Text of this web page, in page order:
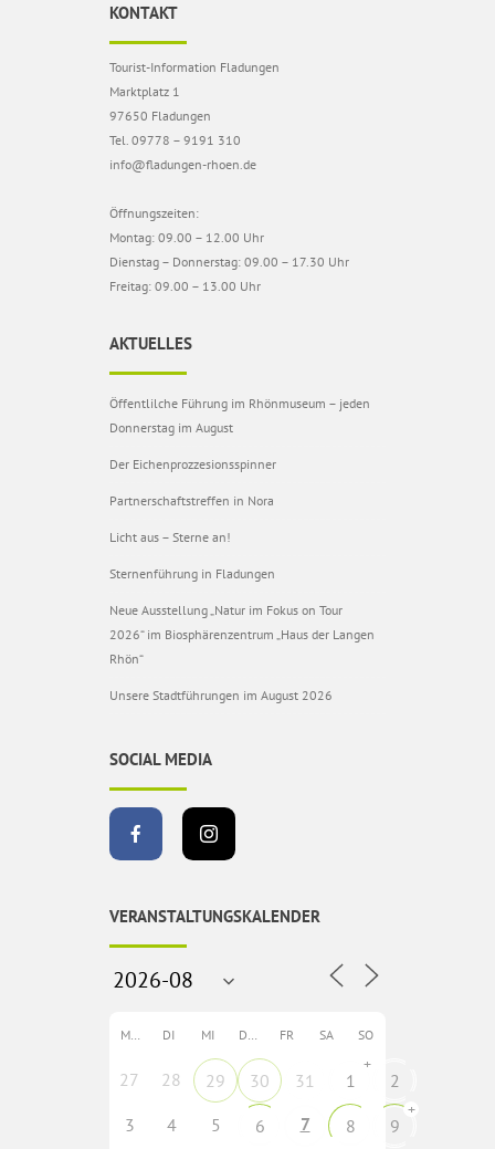
KONTAKT
Tourist-Information Fladungen
Marktplatz 1
97650 Fladungen
Tel. 09778 – 9191 310
info@fladungen-rhoen.de
Öffnungszeiten:
Montag: 09.00 – 12.00 Uhr
Dienstag – Donnerstag: 09.00 – 17.30 Uhr
Freitag: 09.00 – 13.00 Uhr
AKTUELLES
Öffentlilche Führung im Rhönmuseum – jeden
Donnerstag im August
Der Eichenprozzesionsspinner
Partnerschaftstreffen in Nora
Licht aus – Sterne an!
Sternenführung in Fladungen
Neue Ausstellung „Natur im Fokus on Tour
2026“ im Biosphärenzentrum „Haus der Langen
Rhön“
Unsere Stadtführungen im August 2026
SOCIAL MEDIA
VERANSTALTUNGSKALENDER
DI MI FR SA SO
27 28 29 30 31 1
+
2
3
4 5 6 7 8 9
+